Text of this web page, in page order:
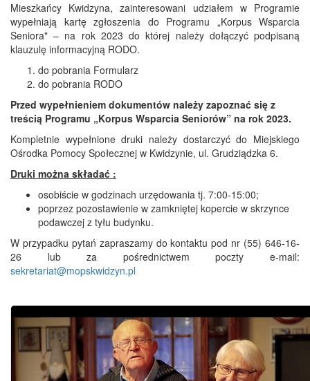
Mieszkańcy Kwidzyna, zainteresowani udziałem w Programie
wypełniają kartę zgłoszenia do Programu „Korpus Wsparcia
Seniora" – na rok 2023 do której należy dołączyć podpisaną
klauzulę informacyjną RODO.
do pobrania Formularz
do pobrania RODO
Przed wypełnieniem dokumentów należy zapoznać się z
treścią Programu „Korpus Wsparcia Seniorów” na rok 2023.
Kompletnie wypełnione druki należy dostarczyć do Miejskiego
Ośrodka Pomocy Społecznej w Kwidzynie, ul. Grudziądzka 6.
Druki można składać :
osobiście w godzinach urzędowania tj. 7:00-15:00;
poprzez pozostawienie w zamkniętej kopercie w skrzynce
podawczej z tyłu budynku.
W przypadku pytań zapraszamy do kontaktu pod nr (55) 646-16-
26 lub za pośrednictwem poczty e-mail:
sekretariat@mopskwidzyn.pl